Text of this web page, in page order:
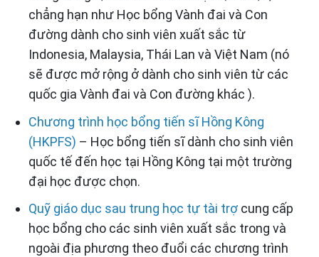
chẳng hạn như Học bổng Vành đai và Con
đường dành cho sinh viên xuất sắc từ
Indonesia, Malaysia, Thái Lan và Việt Nam (nó
sẽ được mở rộng ở dành cho sinh viên từ các
quốc gia Vành đai và Con đường khác ).
Chương trình học bổng tiến sĩ Hồng Kông
(HKPFS) – Học bổng tiến sĩ dành cho sinh viên
quốc tế đến học tại Hồng Kông tại một trường
đại học được chọn.
Quỹ giáo dục sau trung học tự tài trợ cung cấp
học bổng cho các sinh viên xuất sắc trong và
ngoài địa phương theo đuổi các chương trình